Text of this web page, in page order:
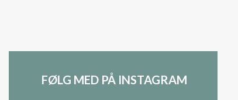
FØLG MED PÅ INSTAGRAM